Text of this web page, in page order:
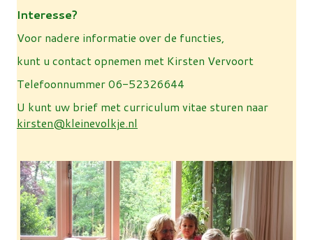
Interesse?
Voor nadere informatie over de functies,
kunt u contact opnemen met Kirsten Vervoort
Telefoonnummer 06-52326644
U kunt uw brief met curriculum vitae sturen naar
kirsten@kleinevolkje.nl